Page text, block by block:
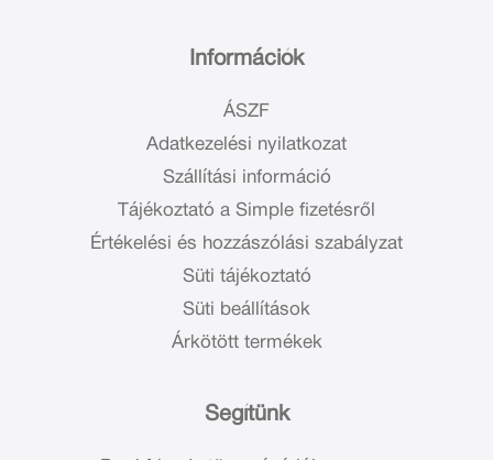
Információk
ÁSZF
Adatkezelési nyilatkozat
Szállítási információ
Tájékoztató a Simple fizetésről
Értékelési és hozzászólási szabályzat
Süti tájékoztató
Süti beállítások
Árkötött termékek
Segítünk